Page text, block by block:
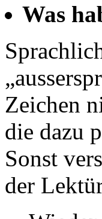
Was
Zeichen
die dazu
Sonst
der